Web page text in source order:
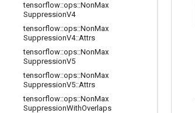
tensorflow::ops::NonMax
SuppressionV4
tensorflow::ops::NonMax
SuppressionV4::Attrs
tensorflow::ops::NonMax
SuppressionV5
tensorflow::ops::NonMax
SuppressionV5::Attrs
tensorflow::ops::NonMax
SuppressionWithOverlaps